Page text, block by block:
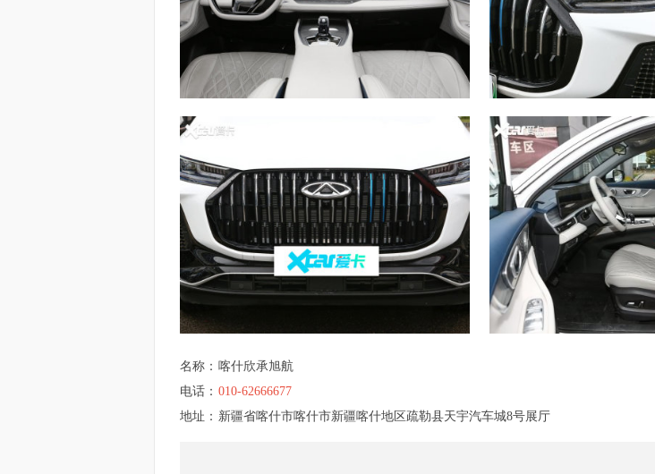
名称： 喀什欣承旭航
电话： 010-62666677
地址： 新疆省喀什市喀什市新疆喀什地区疏勒县天宇汽车城8号展厅